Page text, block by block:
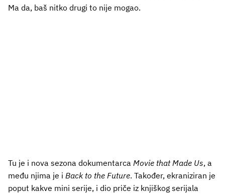
Ma da, baš nitko drugi to nije mogao.
Tu je i nova sezona dokumentarca Movie that Made Us, a
među njima je i Back to the Future. Također, ekraniziran je
poput kakve mini serije, i dio priče iz knjiškog serijala